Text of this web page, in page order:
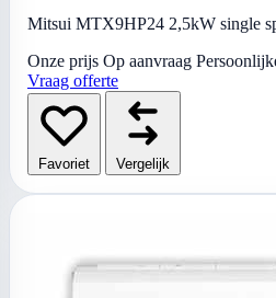
Mitsui MTX9HP24 2,5kW single
Onze prijs Op aanvraag
Vraag offerte
Favoriet Vergelijk